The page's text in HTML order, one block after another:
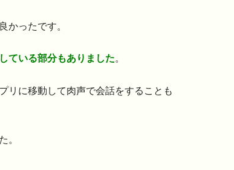
かったです。
ている部分もありました。
リに移動して肉声で会話をすることも
。